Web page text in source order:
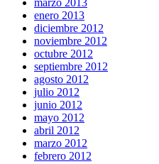
enero 2013
diciembre 2012
noviembre 2012
octubre 2012
septiembre 2012
agosto 2012
julio 2012
junio 2012
mayo 2012
abril 2012
marzo 2012
febrero 2012